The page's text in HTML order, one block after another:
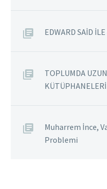
EDWARD SAİD İLE
TOPLUMDA
KÜTÜPHANELERİ
Muharrem İnce,
Problemi